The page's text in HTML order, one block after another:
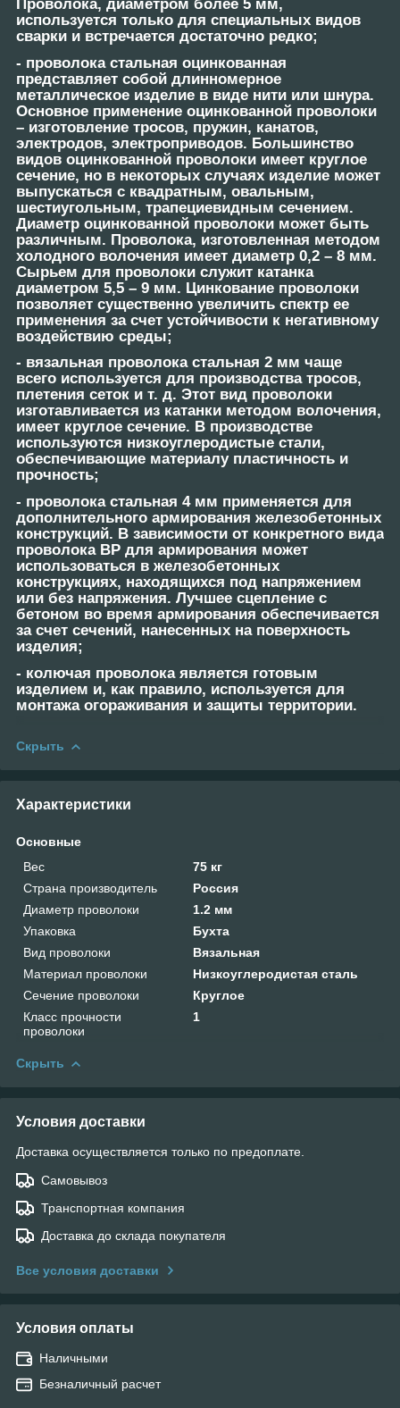
Проволока, диаметром более 5 мм,
используется только для специальных видов
сварки и встречается достаточно редко;
- проволока стальная оцинкованная
представляет собой длинномерное
металлическое изделие в виде нити или шнура.
Основное применение оцинкованной проволоки
– изготовление тросов, пружин, канатов,
электродов, электроприводов. Большинство
видов оцинкованной проволоки имеет круглое
сечение, но в некоторых случаях изделие может
выпускаться с квадратным, овальным,
шестиугольным, трапециевидным сечением.
Диаметр оцинкованной проволоки может быть
различным. Проволока, изготовленная методом
холодного волочения имеет диаметр 0,2 – 8 мм.
Сырьем для проволоки служит катанка
диаметром 5,5 – 9 мм. Цинкование проволоки
позволяет существенно увеличить спектр ее
применения за счет устойчивости к негативному
воздействию среды;
- вязальная проволока стальная 2 мм чаще
всего используется для производства тросов,
плетения сеток и т. д. Этот вид проволоки
изготавливается из катанки методом волочения,
имеет круглое сечение. В производстве
используются низкоуглеродистые стали,
обеспечивающие материалу пластичность и
прочность;
- проволока стальная 4 мм применяется для
дополнительного армирования железобетонных
конструкций. В зависимости от конкретного вида
проволока ВР для армирования может
использоваться в железобетонных
конструкциях, находящихся под напряжением
или без напряжения. Лучшее сцепление с
бетоном во время армирования обеспечивается
за счет сечений, нанесенных на поверхность
изделия;
- колючая проволокаявляется готовым
изделием и, как правило, используется для
монтажа огораживания и защиты территории.
Скрыть
Характеристики
Основные
Вес
75 кг
Страна производитель
Россия
Диаметр проволоки
1.2 мм
Упаковка
Бухта
Вид проволоки
Вязальная
Материал проволоки
Низкоуглеродистая сталь
Сечение проволоки
Круглое
Класс прочности
проволоки
1
Скрыть
Условия доставки
Доставка осуществляется только по предоплате.
Самовывоз
Транспортная компания
Доставка до склада покупателя
Все условия доставки
Условия оплаты
Наличными
Безналичный расчет